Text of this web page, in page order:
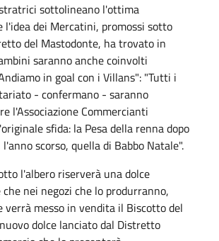
sottolineano l'ottima
l'idea dei Mercatini, promossi sotto
del Mastodonte, ha trovato in
saranno anche coinvolti
in goal con i Villans": "Tutti i
- confermano - saranno
l'Associazione Commercianti
sfida: la Pesa della renna dopo
scorso, quella di Babbo Natale".
l'albero riserverà una dolce
nei negozi che lo produrranno,
verrà messo in vendita il Biscotto del
dolce lanciato dal Distretto